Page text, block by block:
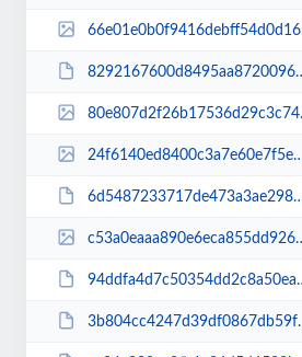
66e01e0b0f9416debff54d0d16639284.jpg
8292167600d8495aa8720096c18d2d00.pdf
80e807d2f26b17536d29c3c747ab25c2.jpg
24f6140ed8400c3a7e60e7f5e040211f.jpg
6d5487233717de473a3ae2982157343f.pdf
c53a0eaaa890e6eca855dd9269899b34.jpg
94ddfa4d7c50354dd2c8a50ea21de960.pdf
3b804cc4247d39df0867db59f0a2cede.pdf